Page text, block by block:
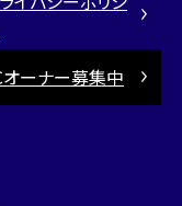
オーナー募集中